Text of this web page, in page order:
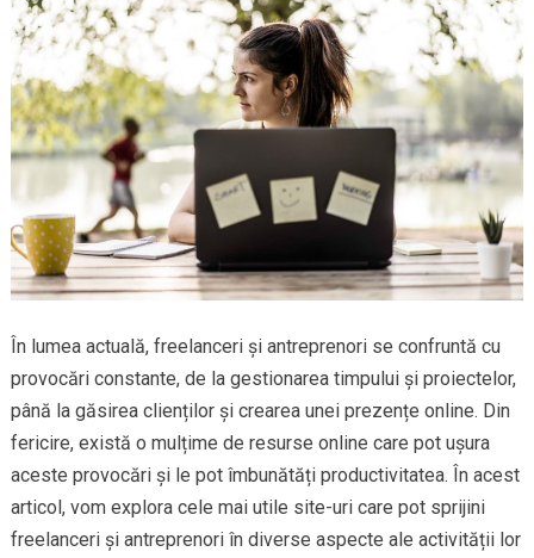
În lumea actuală, freelanceri și antreprenori se confruntă cu
provocări constante, de la gestionarea timpului și proiectelor,
până la găsirea clienților și crearea unei prezențe online. Din
fericire, există o mulțime de resurse online care pot ușura
aceste provocări și le pot îmbunătăți productivitatea. În acest
articol, vom explora cele mai utile site-uri care pot sprijini
freelanceri și antreprenori în diverse aspecte ale activității lor